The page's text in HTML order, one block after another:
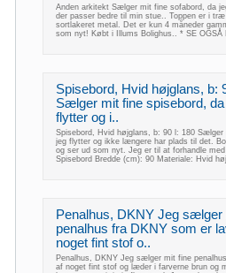
Anden arkitekt Sælger mit fine sofabord, da
der passer bedre til min stue.. Toppen er i
sortlakeret metal. Det er kun 4 måneder
som nyt! Købt i Illums Bolighus.. * SE OGSÅ
Spisebord, Hvid højglans, b:
Sælger mit fine spisebord, da
flytter og i..
Spisebord, Hvid højglans, b: 90 l: 180 Sælger
jeg flytter og ikke længere har plads til det.
og ser ud som nyt. Jeg er til at forhandle
Spisebord Bredde (cm): 90 Materiale: Hvid
Penalhus, DKNY Jeg sælger
penalhus fra DKNY som er
noget fint stof o..
Penalhus, DKNY Jeg sælger mit fine
af noget fint stof og læder i farverne brun og